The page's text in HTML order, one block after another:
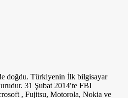
doğdu. Türkiyenin İlk bilgisayar
31 Şubat 2014′te FBI
, Fujitsu, Motorola, Nokia ve